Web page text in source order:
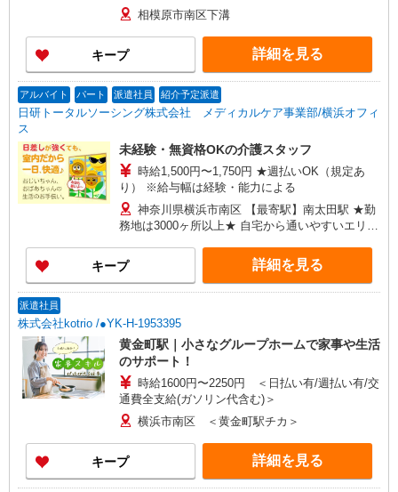
30,000円 ・役職手当：10,000〜70,000円 ・処遇改
善手当：20,000〜60,000円（勤続年数、保有資格
により変動） ・固定残業手当：20,000円（10時
間） ※固定残業時間を超過する場合には超過勤務
手当として別途支給 ・夜勤手当：10,000円/1回
（上記給与とは別に支給） 下記資格をお持ちの方
歓迎 ・認知症介護基礎研修 ・初任者研修 ・実務
者研修 ・介護福祉士 など
相模原市南区下溝
キープ 詳細を見る
アルバイト パート 派遣社員 紹介予定派遣
日研トータルソーシング株式会社 メディカルケア事業部/横浜オフィ
ス
未経験・無資格OKの介護スタッフ
時給1,500円〜1,750円 ★週払いOK（規定あ
り） ※給与幅は経験・能力による
神奈川県横浜市南区 【最寄駅】南太田駅 ★勤
務地は3000ヶ所以上★ 自宅から通いやすいエリア
キープ 詳細を見る
派遣社員
株式会社kotrio /●YK-H-1953395
黄金町駅｜小さなグループホームで家事や生活
のサポート！
時給1600円〜2250円 ＜日払い有/週払い有/交
通費全支給(ガソリン代含む)＞
横浜市南区 ＜黄金町駅チカ＞
キープ 詳細を見る